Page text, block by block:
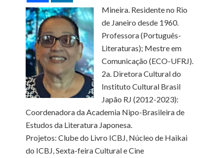
Mineira. Residente no Rio
de Janeiro desde 1960.
Professora (Português-
Literaturas); Mestre em
Comunicação (ECO-UFRJ).
2a. Diretora Cultural do
Instituto Cultural Brasil
Japão RJ (2012-2023):
Coordenadora da Academia Nipo-Brasileira de
Estudos da Literatura Japonesa.
Projetos: Clube do Livro ICBJ, Núcleo de Haikai
do ICBJ, Sexta-feira Cultural e Cine